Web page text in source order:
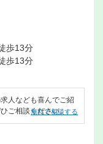
歩13分
歩13分
人なども喜んでご紹
ご相談ください。
無料で相談する